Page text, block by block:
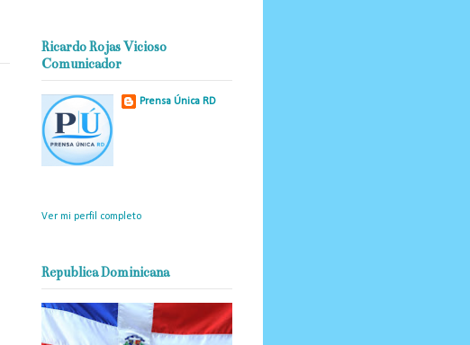
Ricardo Rojas Vicioso
Comunicador
Prensa Única RD
Ver mi perfil completo
Republica Dominicana